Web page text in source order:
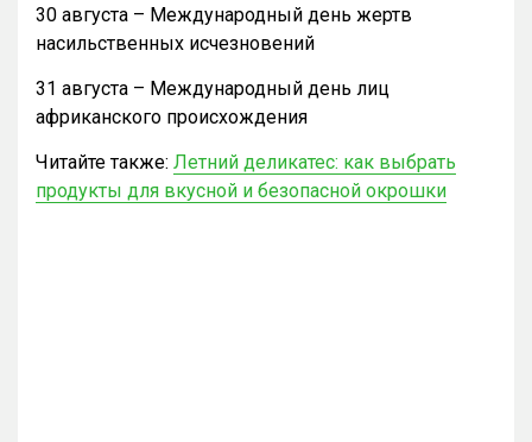
30 августа – Международный день жертв
насильственных исчезновений
31 августа – Международный день лиц
африканского происхождения
Читайте также: Летний деликатес: как выбрать
продукты для вкусной и безопасной окрошки